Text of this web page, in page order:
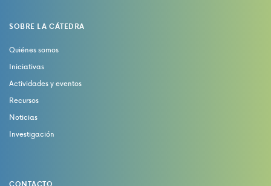
SOBRE LA CÁTEDRA
Quiénes somos
Iniciativas
Actividades y eventos
Recursos
Noticias
Investigación
CONTACTO